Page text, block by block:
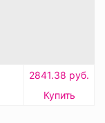
2841.38 руб.
Купить